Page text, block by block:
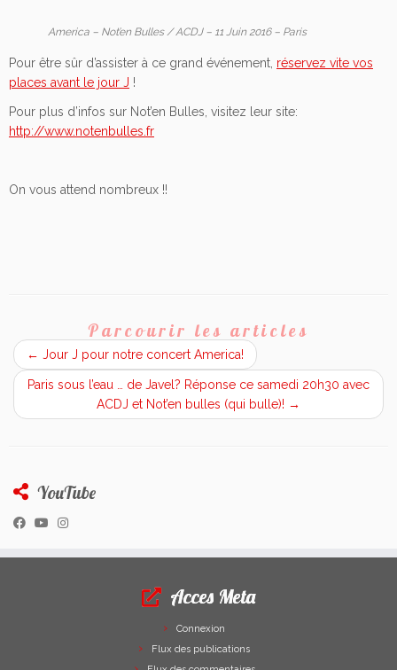
America – Not’en Bulles / ACDJ – 11 Juin 2016 – Paris
Pour être sûr d’assister à ce grand événement, réservez vite vos
places avant le jour J !
Pour plus d’infos sur Not’en Bulles, visitez leur site:
http://www.notenbulles.fr
On vous attend nombreux !!
Parcourir les articles
← Jour J pour notre concert America!
Paris sous l’eau … de Javel? Réponse ce samedi 20h30 avec
ACDJ et Not’en bulles (qui bulle)! →
YouTube
Acces Meta
Connexion
Flux des publications